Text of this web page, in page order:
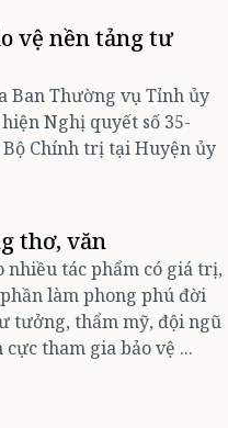
vệ nền tảng tư
Ban Thường vụ Tỉnh ủy
Nghị quyết số 35-
Bộ Chính trị tại Huyện ủy
thơ, văn
nhiều tác phẩm có giá trị,
làm phong phú đời
tưởng, thẩm mỹ, đội ngũ
tham gia bảo vệ ...